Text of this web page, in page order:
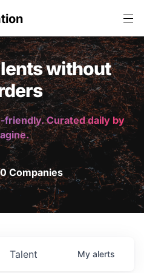
without
friendly. Curated daily by
Companies
Talent My alerts